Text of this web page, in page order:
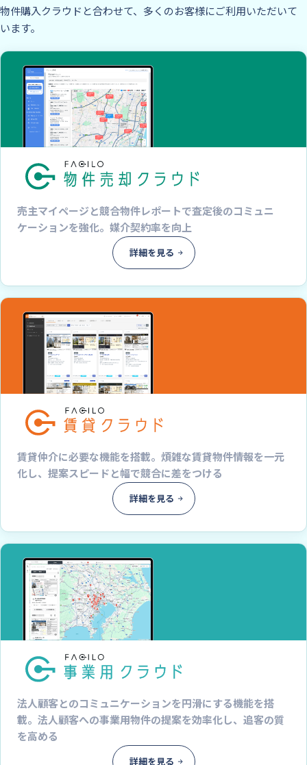
物件購入クラウドと合わせて、多くのお客様にご利用いただいて
います。
売主マイページと競合物件レポートで査定後のコミュニ
ケーションを強化。媒介契約率を向上
詳細を見る
賃貸仲介に必要な機能を搭載。煩雑な賃貸物件情報を一元
化し、提案スピードと幅で競合に差をつける
詳細を見る
法人顧客とのコミュニケーションを円滑にする機能を搭
載。法人顧客への事業用物件の提案を効率化し、追客の質
を高める
詳細を見る